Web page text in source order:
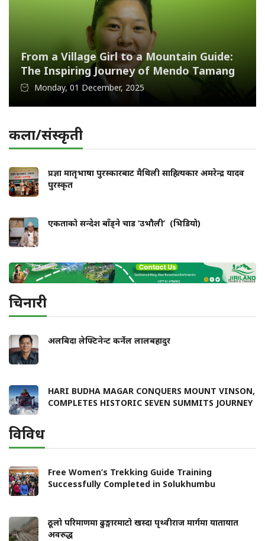
From a Village Girl to a Mountain Guide:
The Inspiring Journey of Mendo Tamang
Monday, 01 December, 2025
कला/संस्कृती
प्रज्ञा मातृभाषा पुरस्कारबाट मैथिली साहित्यकार अमरेन्द्र यादव
पुरस्कृत
एकताको सन्देश बाँड्ने चाड ‘उभौली’ (भिडियो)
चिनारी
अलबिदा लेफ्टिनेन्ट कर्नेल लालबहादुर
HARI BUDHA MAGAR CONQUERS MOUNT VINSON,
COMPLETES HISTORIC SEVEN SUMMITS JOURNEY
विविध
Free Women’s Trekking Guide Training
Successfully Completed in Solukhumbu
ठूलो परिमाणमा ढुङ्गारमाटो खस्दा पृथ्वीराज मार्गमा यातायात
अवरुद्ध